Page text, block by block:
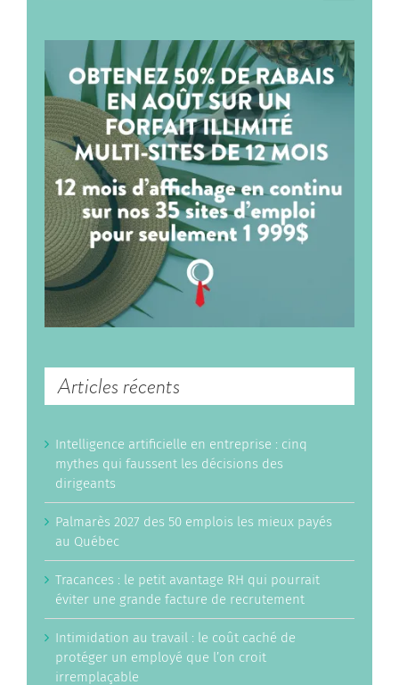
Articles récents
Intelligence artificielle en entreprise : cinq
mythes qui faussent les décisions des
dirigeants
Palmarès 2027 des 50 emplois les mieux payés
au Québec
Tracances : le petit avantage RH qui pourrait
éviter une grande facture de recrutement
Intimidation au travail : le coût caché de
protéger un employé que l’on croit
irremplaçable